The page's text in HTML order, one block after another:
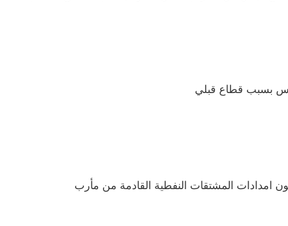
بسبب قطاع قبلي
امدادات المشتقات النفطية القادمة من مأرب